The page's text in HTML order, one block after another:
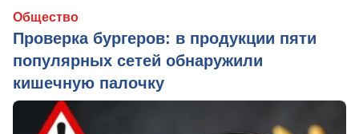
Общество
Проверка бургеров: в продукции пяти
популярных сетей обнаружили
кишечную палочку